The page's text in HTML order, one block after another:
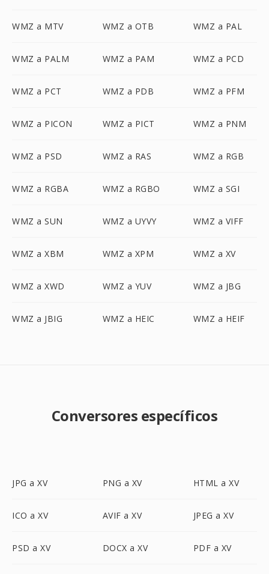
WMZ a MTV WMZ a OTB WMZ a PAL
WMZ a PALM WMZ a PAM WMZ a PCD
WMZ a PCT WMZ a PDB WMZ a PFM
WMZ a PICON WMZ a PICT WMZ a PNM
WMZ a PSD WMZ a RAS WMZ a RGB
WMZ a RGBA WMZ a RGBO WMZ a SGI
WMZ a SUN WMZ a UYVY WMZ a VIFF
WMZ a XBM WMZ a XPM WMZ a XV
WMZ a XWD WMZ a YUV WMZ a JBG
WMZ a JBIG WMZ a HEIC WMZ a HEIF
Conversores específicos
JPG a XV PNG a XV HTML a XV
ICO a XV AVIF a XV JPEG a XV
PSD a XV DOCX a XV PDF a XV